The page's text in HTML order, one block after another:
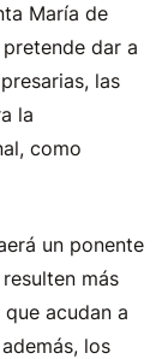
María de
dar a
las
la
como
un ponente
más
acudan a
los